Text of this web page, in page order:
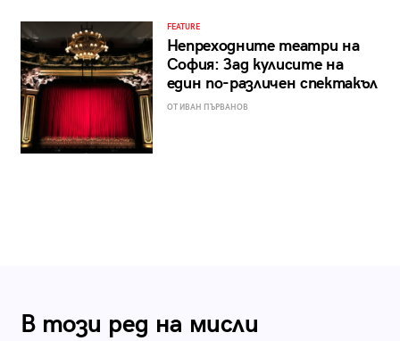
FEATURE
Непреходните театри на
София: Зад кулисите на
един по-различен спектакъл
ОТ ИВАН ПЪРВАНОВ
В този ред на мисли